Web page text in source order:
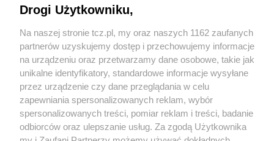
O FIRMIE POLITYKA PRYWATNOŚCI HOSTING
REKLAMA WSPÓŁPRACA RSS FACEBOOK KONTAKT
Drogi Użytkowniku,
Na naszej stronie tcz.pl, my oraz naszych 1162 zaufanych
partnerów uzyskujemy dostęp i przechowujemy informacje
na urządzeniu oraz przetwarzamy dane osobowe, takie jak
unikalne identyfikatory, standardowe informacje wysyłane
przez urządzenie czy dane przeglądania w celu
zapewniania spersonalizowanych reklam, wybór
spersonalizowanych treści, pomiar reklam i treści, badanie
odbiorców oraz ulepszanie usług. Za zgodą Użytkownika